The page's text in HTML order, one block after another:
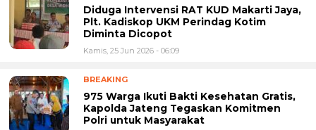
Diduga Intervensi RAT KUD Makarti Jaya,
Plt. Kadiskop UKM Perindag Kotim
Diminta Dicopot
Kamis, 25 Jun 2026 - 06:09
BREAKING
975 Warga Ikuti Bakti Kesehatan Gratis,
Kapolda Jateng Tegaskan Komitmen
Polri untuk Masyarakat